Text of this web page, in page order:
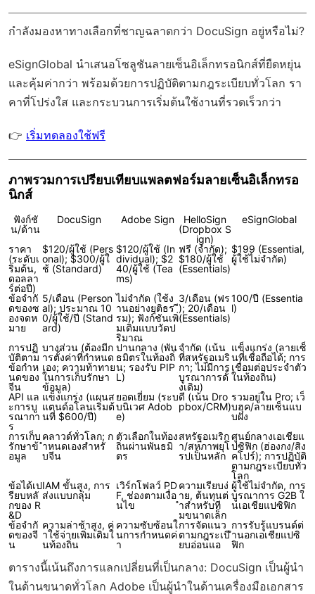
กำลังมองหาทางเลือกที่ชาญฉลาดกว่า DocuSign อยู่หรือไม่?
eSignGlobal นำเสนอโซลูชันลายเซ็นอิเล็กทรอนิกส์ที่ยืดหยุ่น
และคุ้มค่ากว่า พร้อมด้วยการปฏิบัติตามกฎระเบียบทั่วโลก รา
คาที่โปร่งใส และกระบวนการเริ่มต้นใช้งานที่รวดเร็วกว่า
👉 เริ่มทดลองใช้ฟรี
ภาพรวมการเปรียบเทียบแพลตฟอร์มลายเซ็นอิเล็กทรอ
นิกส์
ฟังก์ชั
น/ด้าน
DocuSign Adobe Sign
HelloSign
(Dropbox S
ign)
eSignGlobal
ราคา
(ระดับเ
ริ่มต้น,
ดอลลา
ร์ต่อปี)
$120/ผู้ใช้ (Pers
onal); $300/ผู้ใ
ช้ (Standard)
$120/ผู้ใช้ (In
dividual); $2
40/ผู้ใช้ (Tea
ms)
ฟรี (จำกัด);
$180/ผู้ใช้
(Essentials)
$199 (Essential,
ผู้ใช้ไม่จำกัด)
ข้อจำกั
ดของซ
องจดห
มาย
5/เดือน (Person
al); ประมาณ 10
0/ผู้ใช้/ปี (Stand
ard)
ไม่จำกัด (ใช้ง
านอย่างยุติธร
รม); ฟังก์ชันเพิ่
มเติมแบบวัดป
ริมาณ
3/เดือน (ฟร
ี); 20/เดือน
(Essentials)
100/ปี (Essentia
l)
การปฏิ
บัติตาม
ข้อกำห
นดของ
จีน
บางส่วน (ต้องมีก
ารตั้งค่าที่กำหนด
เอง; ความท้าทาย
ในการเก็บรักษา
ข้อมูล)
ปานกลาง (พัน
ธมิตรในท้องถิ่
น; รองรับ PIP
L)
จำกัด (เน้น
ที่สหรัฐอเมริ
กา; ไม่มีการ
บูรณาการดั้
งเดิม)
แข็งแกร่ง (ลายเซ็
นที่เชื่อถือได้; การ
เชื่อมต่อประจำตัว
ในท้องถิ่น)
API แล
ะการบู
รณากา
ร
แข็งแกร่ง (แผนส
แตนด์อโลนเริ่มต้
นที่ $600/ปี)
ยอดเยี่ยม (ระบ
บนิเวศ Adob
e)
ดี (เน้น Dro
pbox/CRM)
รวมอยู่ใน Pro; เว็
บฮุค/ลายเซ็นแบ
บฝัง
การเก็บ
รักษาข้
อมูล
คลาวด์ทั่วโลก; ก
ำหนดเองสำหรั
บจีน
ตัวเลือกในท้อง
ถิ่นผ่านพันธมิ
ตร
สหรัฐอเมริก
า/สหภาพยุโ
รปเป็นหลัก
ศูนย์กลางเอเชียแ
ปซิฟิก (ฮ่องกง/สิง
คโปร์); การปฏิบัติ
ตามกฎระเบียบทั่ว
โลก
ข้อได้เป
รียบหลั
กของ R
&D
IAM ขั้นสูง, การ
ส่งแบบกลุ่ม
เวิร์กโฟลว์ PD
F, ช่องตามเงื่อ
นไข
ความเรียบง่
าย, ต้นทุนต่
ำสำหรับที
มขนาดเล็ก
ผู้ใช้ไม่จำกัด, การ
บูรณาการ G2B ใ
นเอเชียแปซิฟิก
ข้อจำกั
ดของจี
น
ความล่าช้าสูง, ค่
าใช้จ่ายเพิ่มเติมใ
นท้องถิ่น
ความซับซ้อนใ
นการกำหนดค่
า
การจัดแนว
ตามกฎระเบี
ยบอ่อนแอ
การรับรู้แบรนด์ต่
ำนอกเอเชียแปซิ
ฟิก
ตารางนี้เน้นถึงการแลกเปลี่ยนที่เป็นกลาง: DocuSign เป็นผู้นำ
ในด้านขนาดทั่วโลก Adobe เป็นผู้นำในด้านเครื่องมือเอกสาร